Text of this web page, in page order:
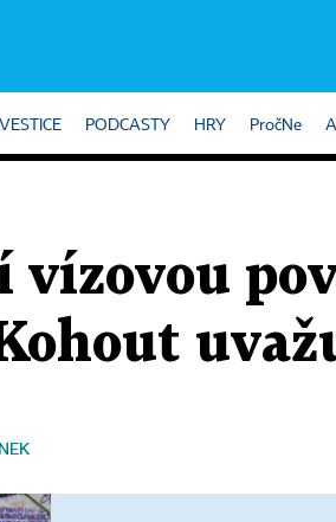
PODCASTY HRY PročNe
vízovou